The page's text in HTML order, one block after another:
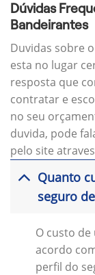
Dúvidas
Bandeirantes
Duvidas sobre
esta no lugar
resposta que
contratar e
no seu
duvida, pode
pelo site
Quanto
seguro
O custo
acordo
perfil do